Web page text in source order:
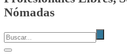
Nómadas